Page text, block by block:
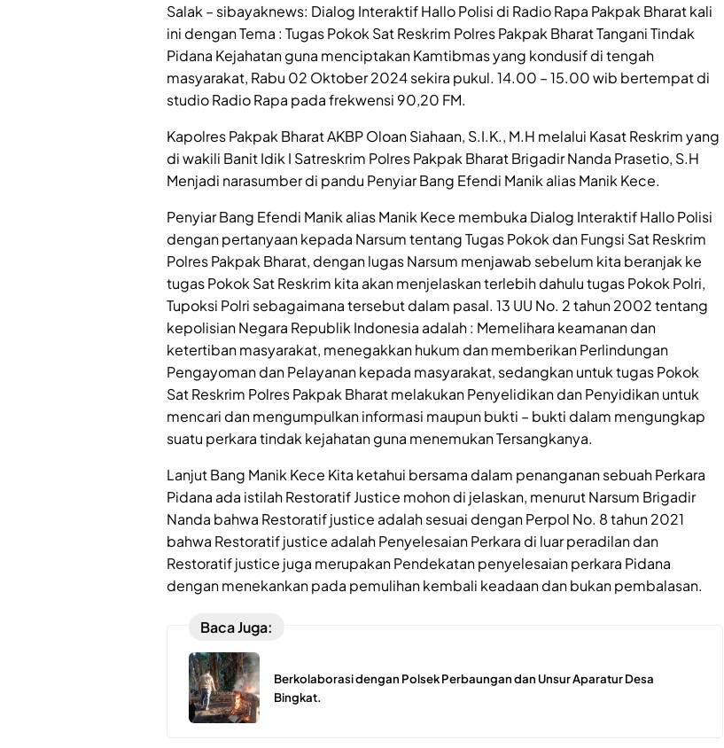
Salak – sibayaknews: Dialog Interaktif Hallo Polisi di Radio Rapa Pakpak Bharat kali
ini dengan Tema : Tugas Pokok Sat Reskrim Polres Pakpak Bharat Tangani Tindak
Pidana Kejahatan guna menciptakan Kamtibmas yang kondusif di tengah
masyarakat, Rabu 02 Oktober 2024 sekira pukul. 14.00 – 15.00 wib bertempat di
studio Radio Rapa pada frekwensi 90,20 FM.
Kapolres Pakpak Bharat AKBP Oloan Siahaan, S.I.K., M.H melalui Kasat Reskrim yang
di wakili Banit Idik I Satreskrim Polres Pakpak Bharat Brigadir Nanda Prasetio, S.H
Menjadi narasumber di pandu Penyiar Bang Efendi Manik alias Manik Kece.
Penyiar Bang Efendi Manik alias Manik Kece membuka Dialog Interaktif Hallo Polisi
dengan pertanyaan kepada Narsum tentang Tugas Pokok dan Fungsi Sat Reskrim
Polres Pakpak Bharat, dengan lugas Narsum menjawab sebelum kita beranjak ke
tugas Pokok Sat Reskrim kita akan menjelaskan terlebih dahulu tugas Pokok Polri,
Tupoksi Polri sebagaimana tersebut dalam pasal. 13 UU No. 2 tahun 2002 tentang
kepolisian Negara Republik Indonesia adalah : Memelihara keamanan dan
ketertiban masyarakat, menegakkan hukum dan memberikan Perlindungan
Pengayoman dan Pelayanan kepada masyarakat, sedangkan untuk tugas Pokok
Sat Reskrim Polres Pakpak Bharat melakukan Penyelidikan dan Penyidikan untuk
mencari dan mengumpulkan informasi maupun bukti – bukti dalam mengungkap
suatu perkara tindak kejahatan guna menemukan Tersangkanya.
Lanjut Bang Manik Kece Kita ketahui bersama dalam penanganan sebuah Perkara
Pidana ada istilah Restoratif Justice mohon di jelaskan, menurut Narsum Brigadir
Nanda bahwa Restoratif justice adalah sesuai dengan Perpol No. 8 tahun 2021
bahwa Restoratif justice adalah Penyelesaian Perkara di luar peradilan dan
Restoratif justice juga merupakan Pendekatan penyelesaian perkara Pidana
dengan menekankan pada pemulihan kembali keadaan dan bukan pembalasan.
Baca Juga:
Berkolaborasi dengan Polsek Perbaungan dan Unsur Aparatur Desa
Bingkat.